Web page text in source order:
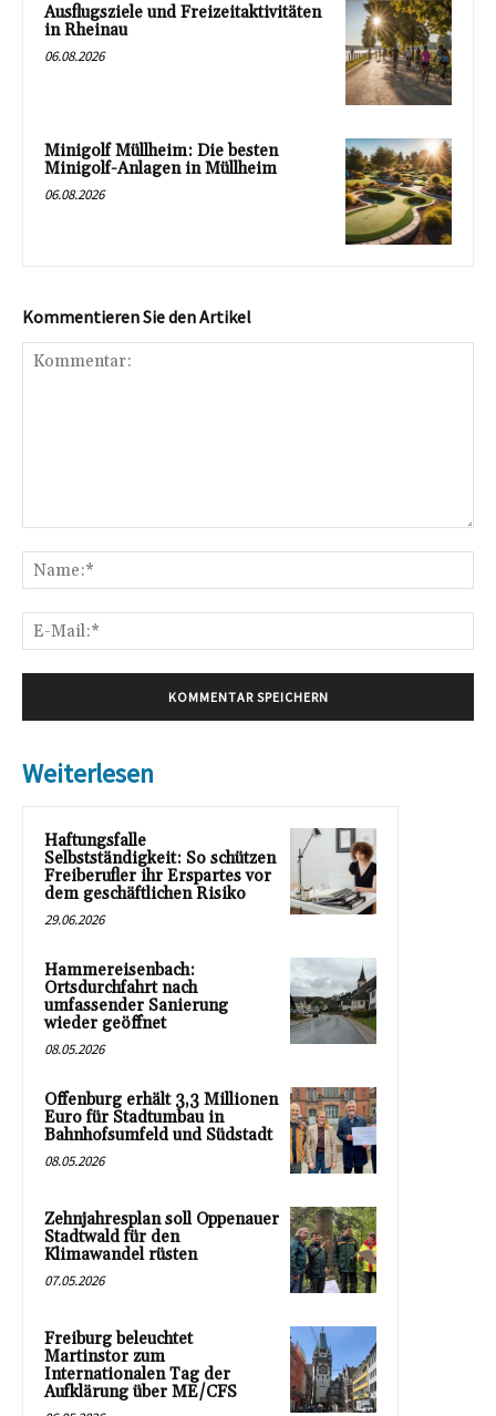
Ausflugsziele und Freizeitaktivitäten
in Rheinau
06.08.2026
Minigolf Müllheim: Die besten
Minigolf-Anlagen in Müllheim
06.08.2026
Kommentieren Sie den Artikel
Weiterlesen
Haftungsfalle
Selbstständigkeit: So schützen
Freiberufler ihr Erspartes vor
dem geschäftlichen Risiko
29.06.2026
Hammereisenbach:
Ortsdurchfahrt nach
umfassender Sanierung
wieder geöffnet
08.05.2026
Offenburg erhält 3,3 Millionen
Euro für Stadtumbau in
Bahnhofsumfeld und Südstadt
08.05.2026
Zehnjahresplan soll Oppenauer
Stadtwald für den
Klimawandel rüsten
07.05.2026
Freiburg beleuchtet
Martinstor zum
Internationalen Tag der
Aufklärung über ME/CFS